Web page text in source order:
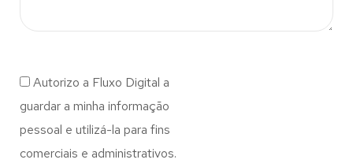
Autorizo a Fluxo Digital a
guardar a minha informação
pessoal e utilizá-la para fins
comerciais e administrativos.